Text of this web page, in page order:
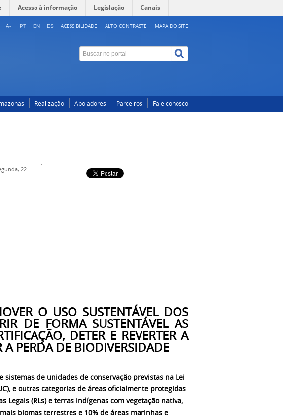
Acesso à informação Legislação Canais
ACESSIBILIDADE ALTO CONTRASTE MAPA DO SITE
A- PT EN ES
Realização Apoiadores Parceiros Fale conosco
22
O USO SUSTENTÁVEL DOS
DE FORMA SUSTENTÁVEL AS
DETER E REVERTER A
A PERDA DE BIODIVERSIDADE
sistemas de unidades de conservação previstas na Lei
e outras categorias de áreas oficialmente protegidas
Legais (RLs) e terras indígenas com vegetação nativa,
biomas terrestres e 10% de áreas marinhas e